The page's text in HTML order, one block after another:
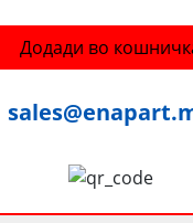
Додади во